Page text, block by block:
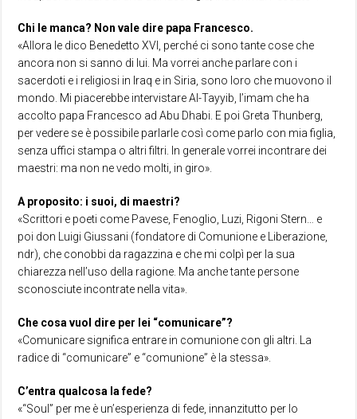
Chi le manca? Non vale dire papa Francesco.
«Allora le dico Benedetto XVI, perché ci sono tante cose che
ancora non si sanno di lui. Ma vorrei anche parlare con i
sacerdoti e i religiosi in Iraq e in Siria, sono loro che muovono il
mondo. Mi piacerebbe intervistare Al-Tayyib, l’imam che ha
accolto papa Francesco ad Abu Dhabi. E poi Greta Thunberg,
per vedere se è possibile parlarle così come parlo con mia figlia,
senza uffici stampa o altri filtri. In generale vorrei incontrare dei
maestri: ma non ne vedo molti, in giro».
A proposito: i suoi, di maestri?
«Scrittori e poeti come Pavese, Fenoglio, Luzi, Rigoni Stern… e
poi don Luigi Giussani (fondatore di Comunione e Liberazione,
ndr), che conobbi da ragazzina e che mi colpì per la sua
chiarezza nell’uso della ragione. Ma anche tante persone
sconosciute incontrate nella vita».
Che cosa vuol dire per lei “comunicare”?
«Comunicare significa entrare in comunione con gli altri. La
radice di “comunicare” e “comunione” è la stessa».
C’entra qualcosa la fede?
«“Soul” per me è un’esperienza di fede, innanzitutto per lo